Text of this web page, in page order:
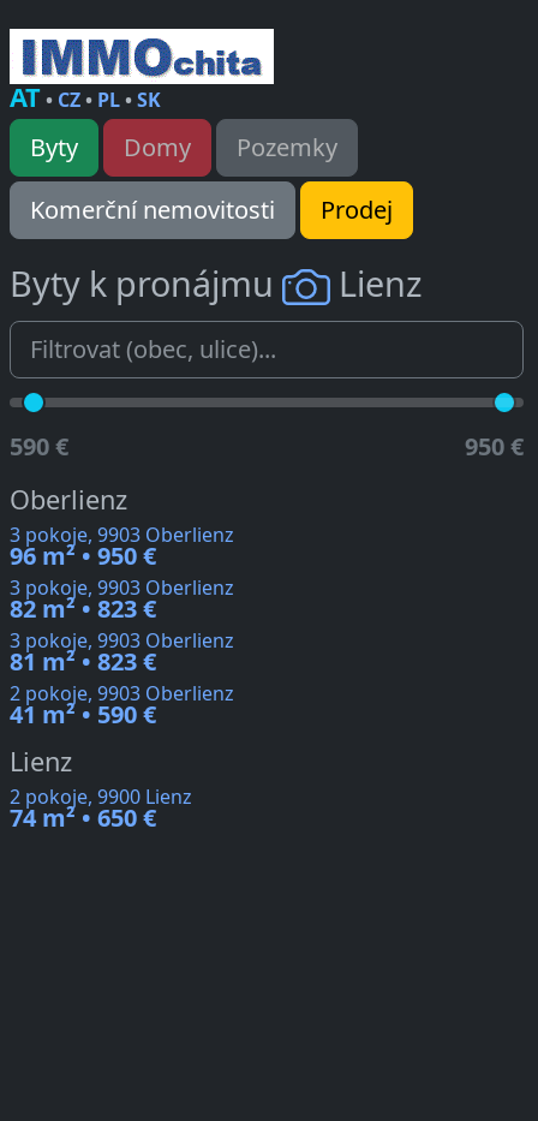
AT• CZ• PL•SK
Byty Domy
Pozemky
Komerční nemovitosti
Prodej
Byty k pronájmu Lienz
590 € 950 €
Oberlienz
3 pokoje, 9903 Oberlienz
96 m² • 950 €
3 pokoje, 9903 Oberlienz
82 m² • 823 €
3 pokoje, 9903 Oberlienz
81 m² • 823 €
2 pokoje, 9903 Oberlienz
41 m² • 590 €
Lienz
2 pokoje, 9900 Lienz
74 m² • 650 €